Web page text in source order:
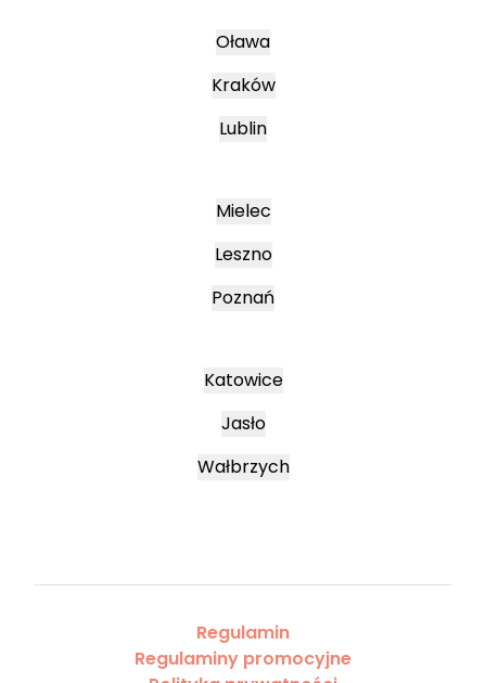
Oława
Kraków
Lublin
Mielec
Leszno
Poznań
Katowice
Jasło
Wałbrzych
Regulamin
Regulaminy promocyjne